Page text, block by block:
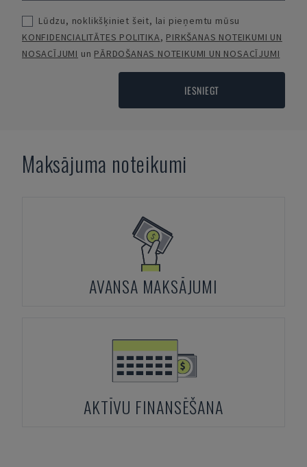
Lūdzu, noklikšķiniet šeit, lai pieņemtu mūsu
KONFIDENCIALITĀTES POLITIKA, PIRKŠANAS NOTEIKUMI UN
NOSACĪJUMI un PĀRDOŠANAS NOTEIKUMI UN NOSACĪJUMI
IESNIEGT
Maksājuma noteikumi
AVANSA MAKSĀJUMI
AKTĪVU FINANSĒŠANA